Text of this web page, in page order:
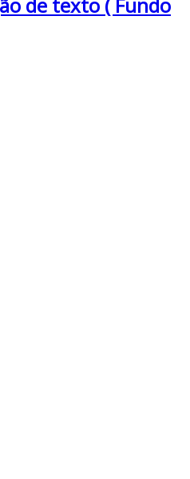
de texto ( Fundo